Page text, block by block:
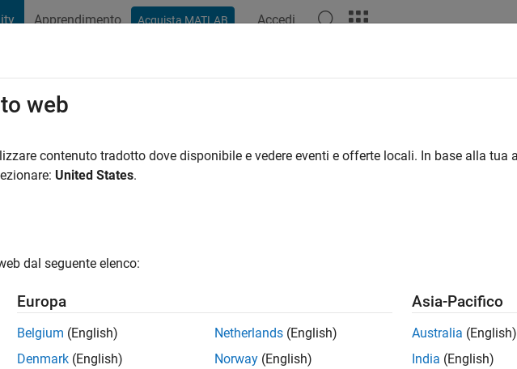
Apprendimento Acquista MATLAB Accedi
0
Please to endorse this person in a skill
web
contenuto tradotto dove disponibile e vedere eventi e offerte locali. In base alla tua
United States.
dal seguente elenco:
Europa
Belgium (English)
Denmark (English)
Netherlands (English)
Norway (English)
Asia-Pacifico
Australia (English)
India (English)